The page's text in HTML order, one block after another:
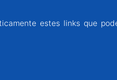
estes links que